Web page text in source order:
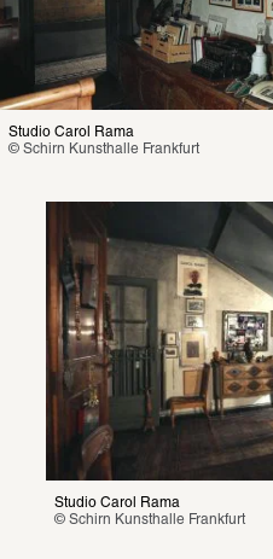
Studio Carol Rama
© Schirn Kunsthalle Frankfurt
Studio Carol Rama
© Schirn Kunsthalle Frankfurt